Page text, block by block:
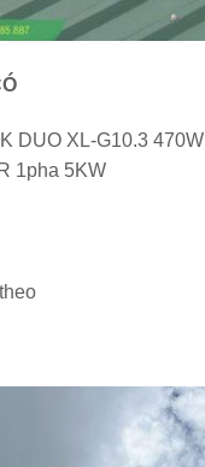
DUO XL-G10.3 470W
1pha 5KW